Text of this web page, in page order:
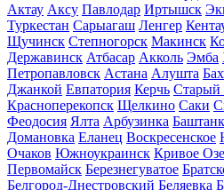
Актау Аксу Павлодар Иртышск
Туркестан Сарыагаш Ленгер
Щучинск Степногорск Макинск
Державинск Атбасар Акколь Эмба
Петропавловск Астана Алушта
Джанкой Евпатория Керчь
Красноперекопск Щелкино Саки
Феодосия Ялта Арбузинка
Домановка Еланец Воскресенское
Очаков Южноукраинск Кривое
Первомайск Березнегуватое
Белгород-Днестровский Беляевка